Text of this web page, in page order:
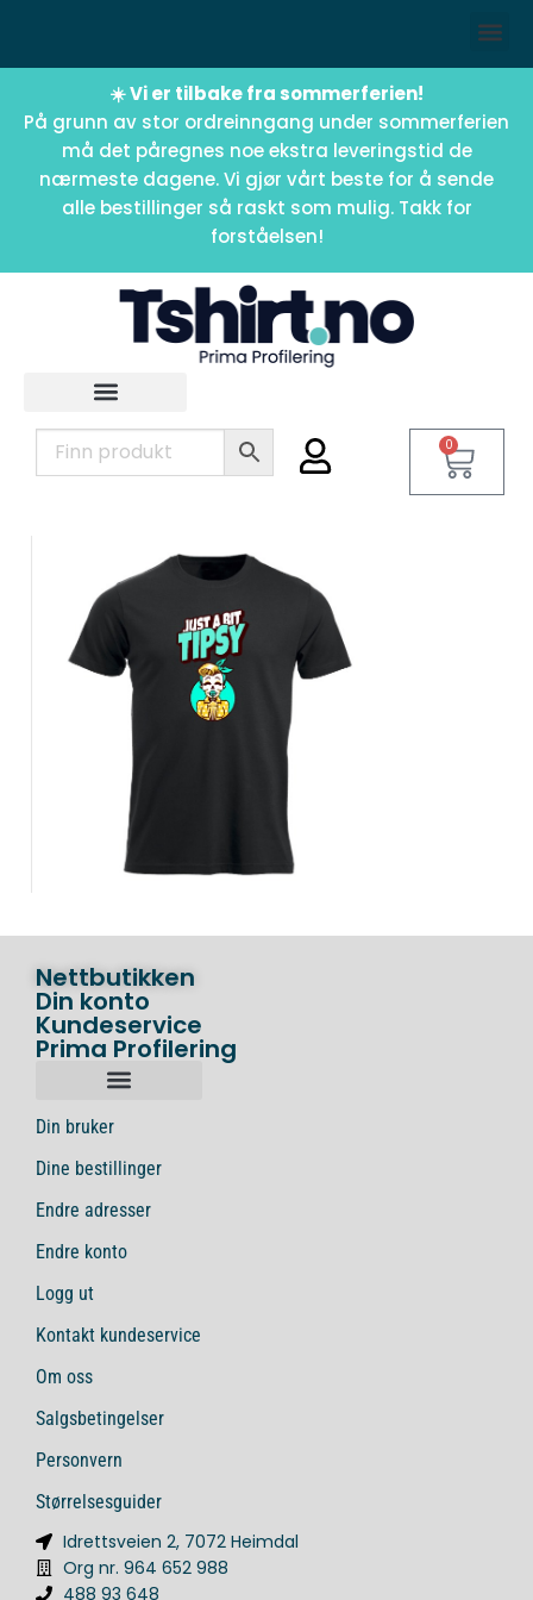
☀️ Vi er tilbake fra sommerferien!
På grunn av stor ordreinngang under sommerferien
må det påregnes noe ekstra leveringstid de
nærmeste dagene. Vi gjør vårt beste for å sende
alle bestillinger så raskt som mulig. Takk for
forståelsen!
0
Nettbutikken
Din konto
Kundeservice
Prima Profilering
Din bruker
Dine bestillinger
Endre adresser
Endre konto
Logg ut
Kontakt kundeservice
Om oss
Salgsbetingelser
Personvern
Størrelsesguider
Idrettsveien 2, 7072 Heimdal
Org nr. 964 652 988
488 93 648